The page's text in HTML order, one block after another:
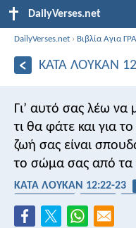
DailyVerses.net
DailyVerses.net › Βιβλία Αγια
ΚΑΤΑ ΛΟΥΚΑΝ
Γι’ αυτό σας λέω να
τι θα φάτε και για
ζωή σας είναι
το σώμα σας από τα
ΚΑΤΑ ΛΟΥΚΑΝ 12:22-23